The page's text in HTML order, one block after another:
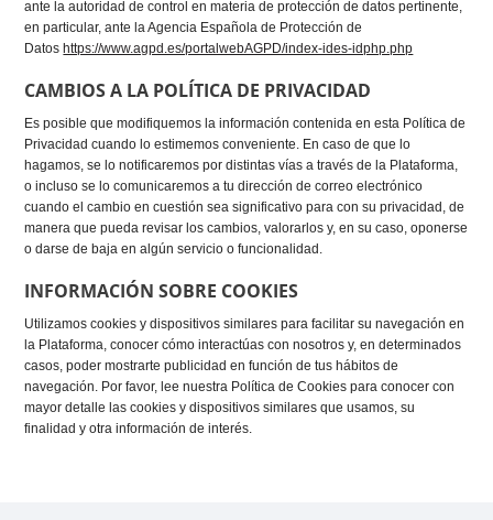
ante la autoridad de control en materia de protección de datos pertinente,
en particular, ante la Agencia Española de Protección de
Datos https://www.agpd.es/portalwebAGPD/index-ides-idphp.php
CAMBIOS A LA POLÍTICA DE PRIVACIDAD
Es posible que modifiquemos la información contenida en esta Política de
Privacidad cuando lo estimemos conveniente. En caso de que lo
hagamos, se lo notificaremos por distintas vías a través de la Plataforma,
o incluso se lo comunicaremos a tu dirección de correo electrónico
cuando el cambio en cuestión sea significativo para con su privacidad, de
manera que pueda revisar los cambios, valorarlos y, en su caso, oponerse
o darse de baja en algún servicio o funcionalidad.
INFORMACIÓN SOBRE COOKIES
Utilizamos cookies y dispositivos similares para facilitar su navegación en
la Plataforma, conocer cómo interactúas con nosotros y, en determinados
casos, poder mostrarte publicidad en función de tus hábitos de
navegación. Por favor, lee nuestra Política de Cookies para conocer con
mayor detalle las cookies y dispositivos similares que usamos, su
finalidad y otra información de interés.